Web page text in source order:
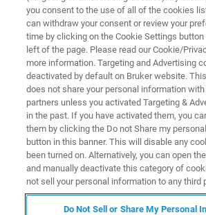
Bruker의 차별화된 고부가가치
구 및 진단 솔루션은 과학자들
과 인간의 삶을 증진시키는 새
램을 개발할 수 있게 해줍니다.
INVESTOR RELATIONS
SUSTAINABILTY
you consent to the use of all of the cookies
can withdraw your consent or review your
time by clicking on the Cookie Settings
left of the page. Please read our Cookie/
more information. Targeting and Advertising
deactivated by default on Bruker website.
does not share your personal information
partners unless you activated Targeting &
in the past. If you have activated them, you
them by clicking the Do not Share my
button in this banner. This will disable any
been turned on. Alternatively, you can open
and manually deactivate this category of
not sell your personal information to any third
Do Not Sell or Share My Personal